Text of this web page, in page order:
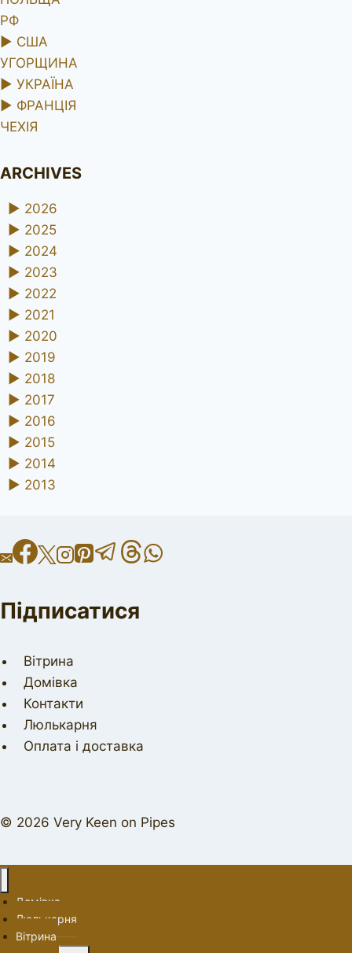
РФ
► США
УГОРЩИНА
► УКРАЇНА
► ФРАНЦІЯ
ЧЕХІЯ
ARCHIVES
► 2026
► 2025
► 2024
► 2023
► 2022
► 2021
► 2020
► 2019
► 2018
► 2017
► 2016
► 2015
► 2014
► 2013
Підписатися
Вітрина
Домівка
Контакти
Люлькарня
Оплата і доставка
© 2026 Very Keen on Pipes
Домівка
Люлькарня
Вітрина